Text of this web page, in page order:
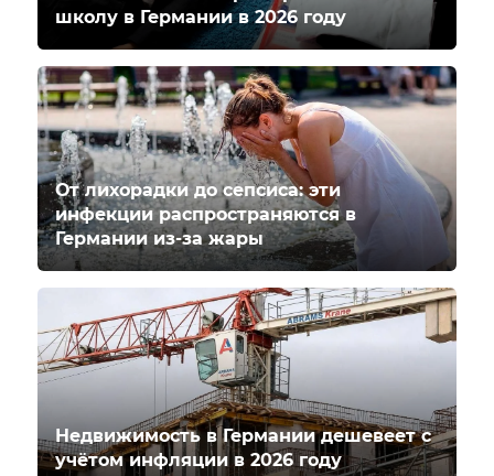
школу в Германии в 2026 году
От лихорадки до сепсиса: эти
инфекции распространяются в
Германии из-за жары
Недвижимость в Германии дешевеет с
учётом инфляции в 2026 году